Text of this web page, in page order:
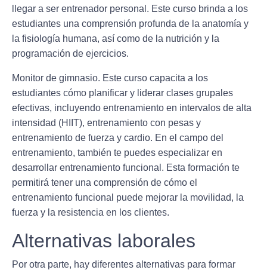
llegar a ser entrenador personal. Este curso brinda a los
estudiantes una comprensión profunda de la anatomía y
la fisiología humana, así como de la nutrición y la
programación de ejercicios.
Monitor de gimnasio. Este curso capacita a los
estudiantes cómo planificar y liderar clases grupales
efectivas, incluyendo entrenamiento en intervalos de alta
intensidad (HIIT), entrenamiento con pesas y
entrenamiento de fuerza y ​​cardio. En el campo del
entrenamiento, también te puedes especializar en
desarrollar entrenamiento funcional. Esta formación te
permitirá tener una comprensión de cómo el
entrenamiento funcional puede mejorar la movilidad, la
fuerza y ​​la resistencia en los clientes.
Alternativas laborales
Por otra parte, hay diferentes alternativas para formar